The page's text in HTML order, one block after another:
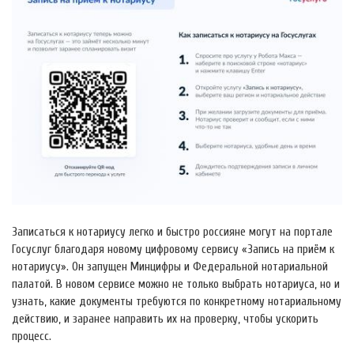
Записаться к нотариусу легко и быстро россияне могут на портале
Госуслуг благодаря новому цифровому сервису «Запись на приём к
нотариусу». Он запущен Минцифры и Федеральной нотариальной
палатой. В новом сервисе можно не только выбрать нотариуса, но и
узнать, какие документы требуются по конкретному нотариальному
действию, и заранее направить их на проверку, чтобы ускорить
процесс.